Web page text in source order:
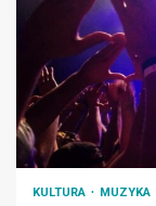
KULTURA MUZYKA